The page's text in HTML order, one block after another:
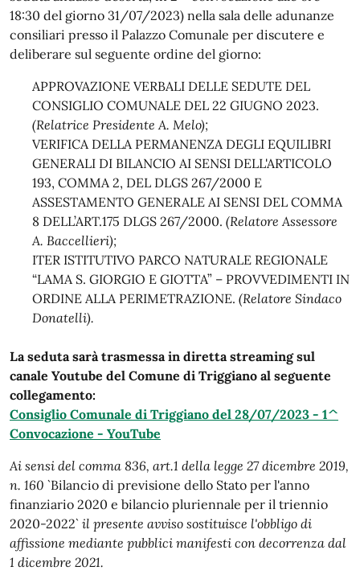
18:30 del giorno 31/07/2023) nella sala delle adunanze
consiliari presso il Palazzo Comunale per discutere e
deliberare sul seguente ordine del giorno:
APPROVAZIONE VERBALI DELLE SEDUTE DEL
CONSIGLIO COMUNALE DEL 22 GIUGNO 2023.
(Relatrice Presidente A. Melo);
VERIFICA DELLA PERMANENZA DEGLI EQUILIBRI
GENERALI DI BILANCIO AI SENSI DELL'ARTICOLO
193, COMMA 2, DEL DLGS 267/2000 E
ASSESTAMENTO GENERALE AI SENSI DEL COMMA
8 DELL’ART.175 DLGS 267/2000. (Relatore Assessore
A. Baccellieri);
ITER ISTITUTIVO PARCO NATURALE REGIONALE
“LAMA S. GIORGIO E GIOTTA” – PROVVEDIMENTI IN
ORDINE ALLA PERIMETRAZIONE. (Relatore Sindaco
Donatelli).
La seduta sarà trasmessa in diretta streaming sul
canale Youtube del Comune di Triggiano al seguente
collegamento:
Consiglio Comunale di Triggiano del 28/07/2023 - 1^
Convocazione - YouTube
Ai sensi del comma 836, art.1 della legge 27 dicembre 2019,
n. 160 `Bilancio di previsione dello Stato per l'anno
finanziario 2020 e bilancio pluriennale per il triennio
2020-2022` il presente avviso sostituisce l'obbligo di
affissione mediante pubblici manifesti con decorrenza dal
1 dicembre 2021.